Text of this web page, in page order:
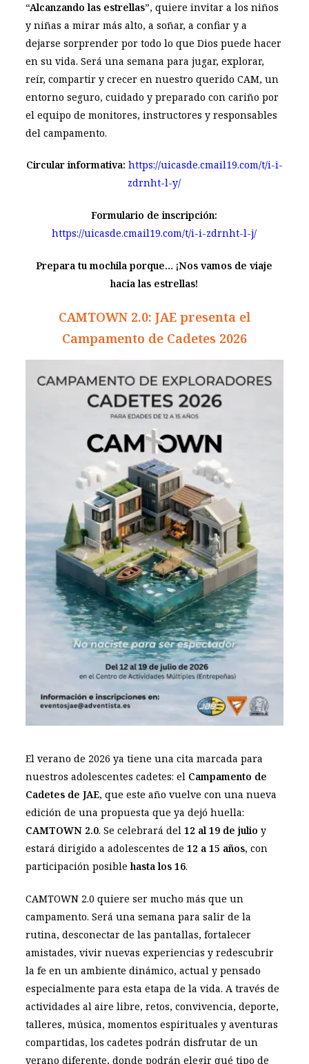
“Alcanzando las estrellas”, quiere invitar a los niños
y niñas a mirar más alto, a soñar, a confiar y a
dejarse sorprender por todo lo que Dios puede hacer
en su vida. Será una semana para jugar, explorar,
reír, compartir y crecer en nuestro querido CAM, un
entorno seguro, cuidado y preparado con cariño por
el equipo de monitores, instructores y responsables
del campamento.
Circular informativa: https://uicasde.cmail19.com/t/i-i-
zdrnht-l-y/
Formulario de inscripción:
https://uicasde.cmail19.com/t/i-i-zdrnht-l-j/
Prepara tu mochila porque… ¡Nos vamos de viaje
hacia las estrellas!
CAMTOWN 2.0: JAE presenta el
Campamento de Cadetes 2026
El verano de 2026 ya tiene una cita marcada para
nuestros adolescentes cadetes: el Campamento de
Cadetes de JAE, que este año vuelve con una nueva
edición de una propuesta que ya dejó huella:
CAMTOWN 2.0. Se celebrará del 12 al 19 de julio y
estará dirigido a adolescentes de 12 a 15 años, con
participación posiblehasta los 16.
CAMTOWN 2.0 quiere ser mucho más que un
campamento. Será una semana para salir de la
rutina, desconectar de las pantallas, fortalecer
amistades, vivir nuevas experiencias y redescubrir
la fe en un ambiente dinámico, actual y pensado
especialmente para esta etapa de la vida. A través de
actividades al aire libre, retos, convivencia, deporte,
talleres, música, momentos espirituales y aventuras
compartidas, los cadetes podrán disfrutar de un
verano diferente, donde podrán elegir qué tipo de